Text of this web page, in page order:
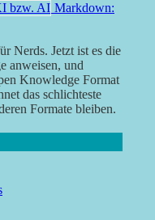
Markdown:
Nerds. Jetzt ist es die
anweisen, und
Knowledge Format
das schlichteste
Formate bleiben.